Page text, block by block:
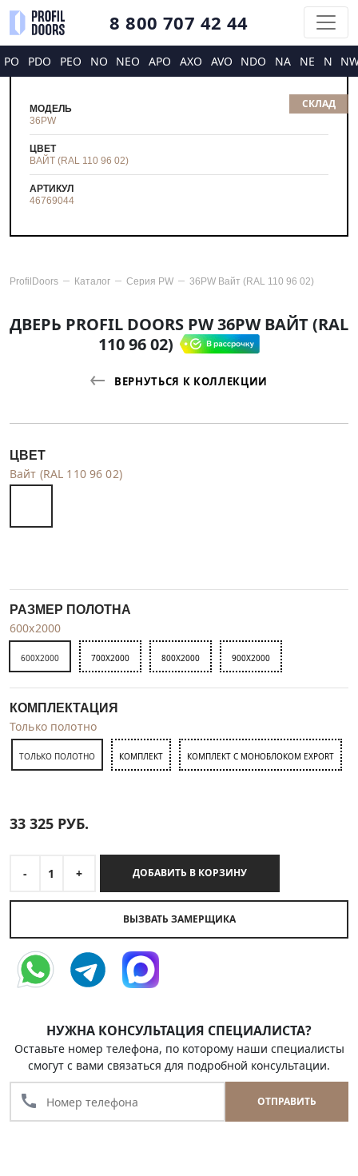
8 800 707 42 44
PO PDO PEO NO NEO APO AXO AVO NDO NA NE N
СКЛАД
МОДЕЛЬ
36PW
ЦВЕТ
ВАЙТ (RAL 110 96 02)
АРТИКУЛ
46769044
ProfilDoors Каталог Серия PW 36PW Вайт (RAL 110 96 02)
ДВЕРЬ PROFIL DOORS PW 36PW ВАЙТ (RAL
110 96 02)
ВЕРНУТЬСЯ К КОЛЛЕКЦИИ
ЦВЕТ
Вайт (RAL 110 96 02)
РАЗМЕР ПОЛОТНА
600x2000
600X2000 700X2000 800X2000 900X2000
КОМПЛЕКТАЦИЯ
Только полотно
ТОЛЬКО ПОЛОТНО КОМПЛЕКТ КОМПЛЕКТ С МОНОБЛОКОМ EXPORT
33 325 РУБ.
- 1 + ДОБАВИТЬ В КОРЗИНУ
ВЫЗВАТЬ ЗАМЕРЩИКА
НУЖНА КОНСУЛЬТАЦИЯ СПЕЦИАЛИСТА?
Оставьте номер телефона, по которому наши специалисты
смогут с вами связаться для подробной консультации.
call ОТПРАВИТЬ